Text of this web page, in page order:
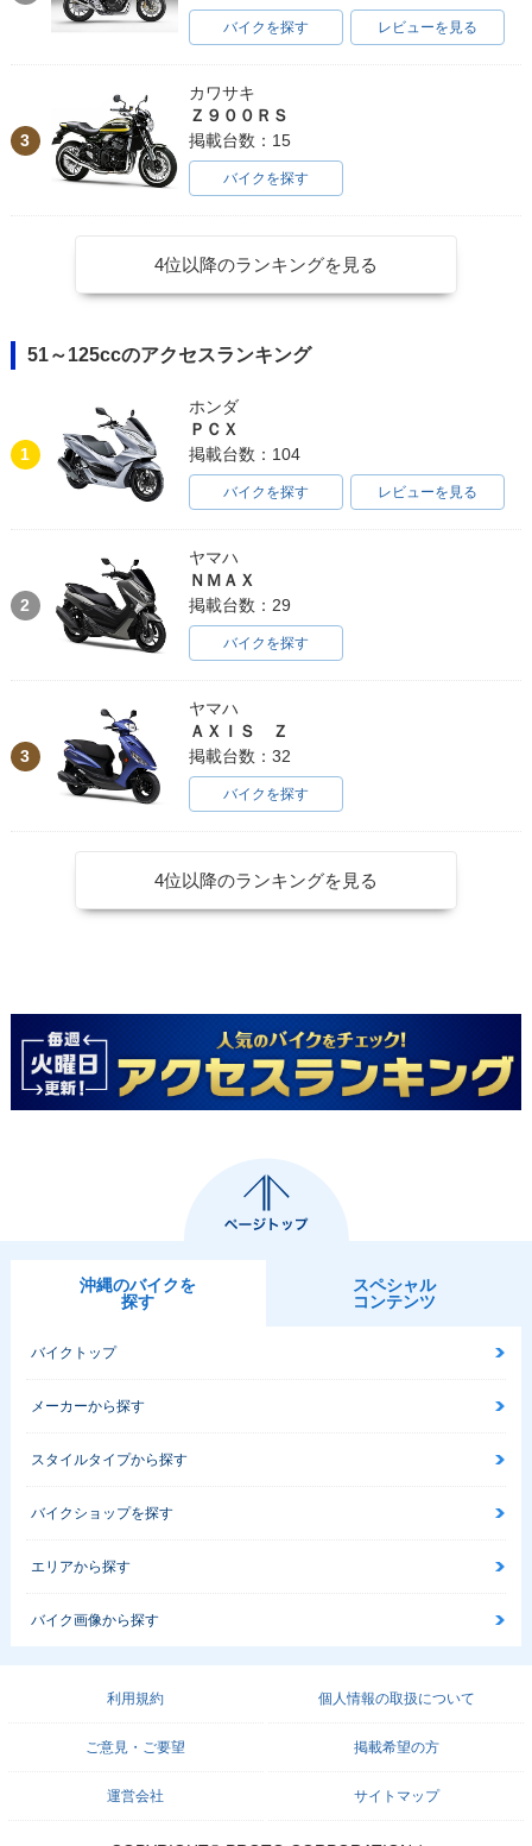
バイクを探す レビューを見る
3
カワサキ
Ｚ９００ＲＳ
掲載台数：15
バイクを探す
4位以降のランキングを見る
51～125ccのアクセスランキング
1
ホンダ
ＰＣＸ
掲載台数：104
バイクを探す レビューを見る
2
ヤマハ
ＮＭＡＸ
掲載台数：29
バイクを探す
3
ヤマハ
ＡＸＩＳ Ｚ
掲載台数：32
バイクを探す
4位以降のランキングを見る
沖縄のバイクを
探す
スペシャル
コンテンツ
バイクトップ
メーカーから探す
スタイルタイプから探す
バイクショップを探す
エリアから探す
バイク画像から探す
利用規約 個人情報の取扱について
ご意見・ご要望 掲載希望の方
運営会社 サイトマップ